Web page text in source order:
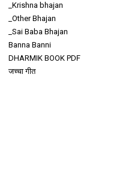
_Krishna bhajan
_Other Bhajan
_Sai Baba Bhajan
Banna Banni
DHARMIK BOOK PDF
जच्चा गीत